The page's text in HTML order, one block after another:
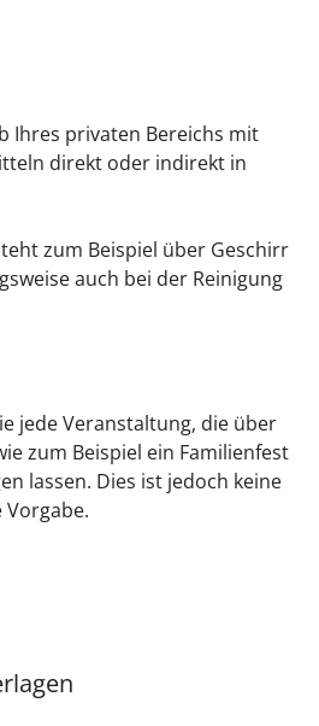
Ihres privaten Bereichs mit
direkt oder indirekt in
zum Beispiel über Geschirr
auch bei der Reinigung
jede Veranstaltung, die über
zum Beispiel ein Familienfest
lassen. Dies ist jedoch keine